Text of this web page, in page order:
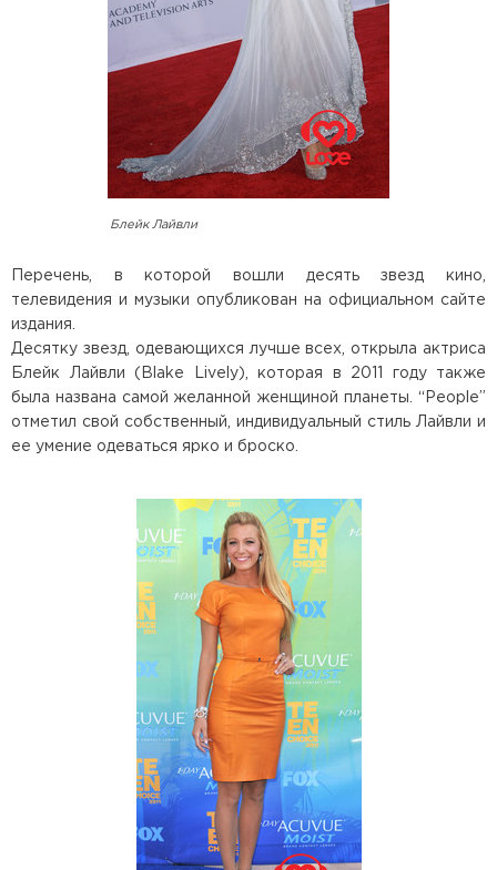
Блейк Лайвли
Перечень, в которой вошли десять звезд кино,
телевидения и музыки опубликован на официальном сайте
издания.
Десятку звезд, одевающихся лучше всех, открыла актриса
Блейк Лайвли (Blake Lively), которая в 2011 году также
была названа самой желанной женщиной планеты. “People”
отметил свой собственный, индивидуальный стиль Лайвли и
ее умение одеваться ярко и броско.